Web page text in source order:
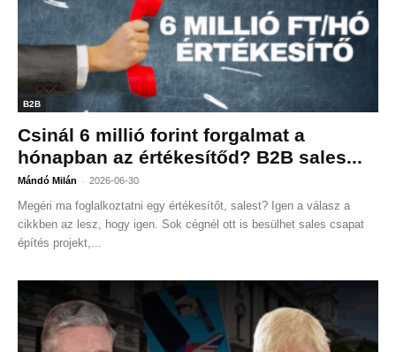
B2B
Csinál 6 millió forint forgalmat a
hónapban az értékesítőd? B2B sales...
Mándó Milán - 2026-06-30
Megéri ma foglalkoztatni egy értékesítőt, salest? Igen a válasz a
cikkben az lesz, hogy igen. Sok cégnél ott is besülhet sales csapat
építés projekt,...